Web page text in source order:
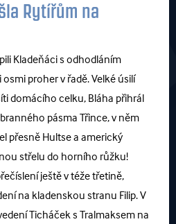
Rytířům na
Kladeňáci s odhodláním
proher v řadě. Velké úsilí
domácího celku, Bláha přihrál
pásma Třince, v něm
přesně Hultse a americký
střelu do horního růžku!
ještě v téže třetině,
na kladenskou stranu Filip. V
Ticháček s Tralmaksem na